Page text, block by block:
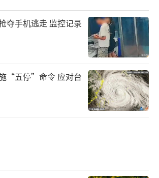
夺手机逃走 监控记录
“五停”命令 应对台